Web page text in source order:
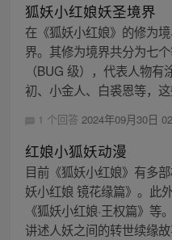
狐妖小红娘妖圣境界
在《狐妖小红娘》的修为
界。其修为境界共分为七
（BUG 级），代表人物
初、小金人、白裘恩等，
1 个回答 2024年09月30日
红娘小狐妖动漫
目前《狐妖小红娘》有多
妖小红娘 镜花缘篇》。此
《狐妖小红娘·王权篇》等
讲述人妖之间的转世续缘